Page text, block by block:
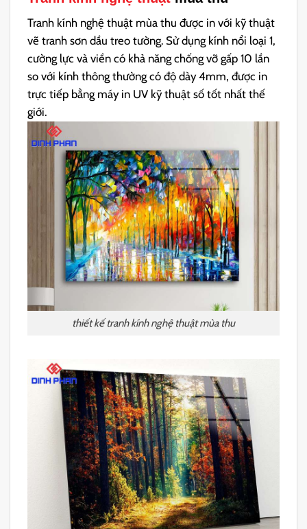
Tranh kính nghệ thuật mùa thu được in với kỹ thuật
vẽ tranh sơn dầu treo tường. Sử dụng kính nổi loại 1,
cường lực và viền có khả năng chống vỡ gấp 10 lần
so với kính thông thường có độ dày 4mm, được in
trực tiếp bằng máy in UV kỹ thuật số tốt nhất thế
giới.
thiết kế tranh kính nghệ thuật mùa thu